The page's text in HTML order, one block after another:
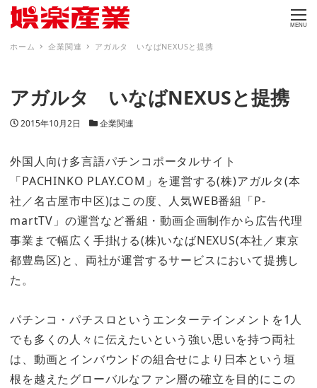
MENU
ホーム 企業関連 アガルタ いなばNEXUSと提携
アガルタ いなばNEXUSと提携
投稿日
2015年10月2日 カテゴリー
企業関連
外国人向け多言語パチンコポータルサイト
「PACHINKO PLAY.COM」を運営する(株)アガルタ(本
社／名古屋市中区)はこの度、人気WEB番組「P-
martTV」の運営など番組・動画企画制作から広告代理
事業まで幅広く手掛ける(株)いなばNEXUS(本社／東京
都豊島区)と、両社が運営するサービスにおいて提携し
た。
パチンコ・パチスロというエンターテインメントを1人
でも多くの人々に伝えたいという強い思いを持つ両社
は、動画とインバウンドの組合せにより日本という垣
根を越えたグローバルなファン層の確立を目的にこの